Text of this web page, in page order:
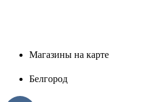
Магазины на карте
Белгород